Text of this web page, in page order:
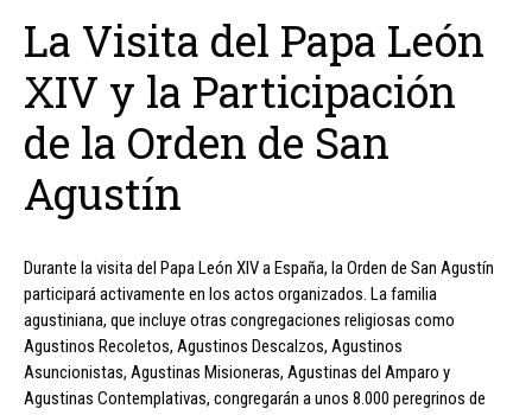
La Visita del Papa León
XIV y la Participación
de la Orden de San
Agustín
Durante la visita del Papa León XIV a España, la Orden de San Agustín
participará activamente en los actos organizados. La familia
agustiniana, que incluye otras congregaciones religiosas como
Agustinos Recoletos, Agustinos Descalzos, Agustinos
Asuncionistas, Agustinas Misioneras, Agustinas del Amparo y
Agustinas Contemplativas, congregarán a unos 8.000 peregrinos de